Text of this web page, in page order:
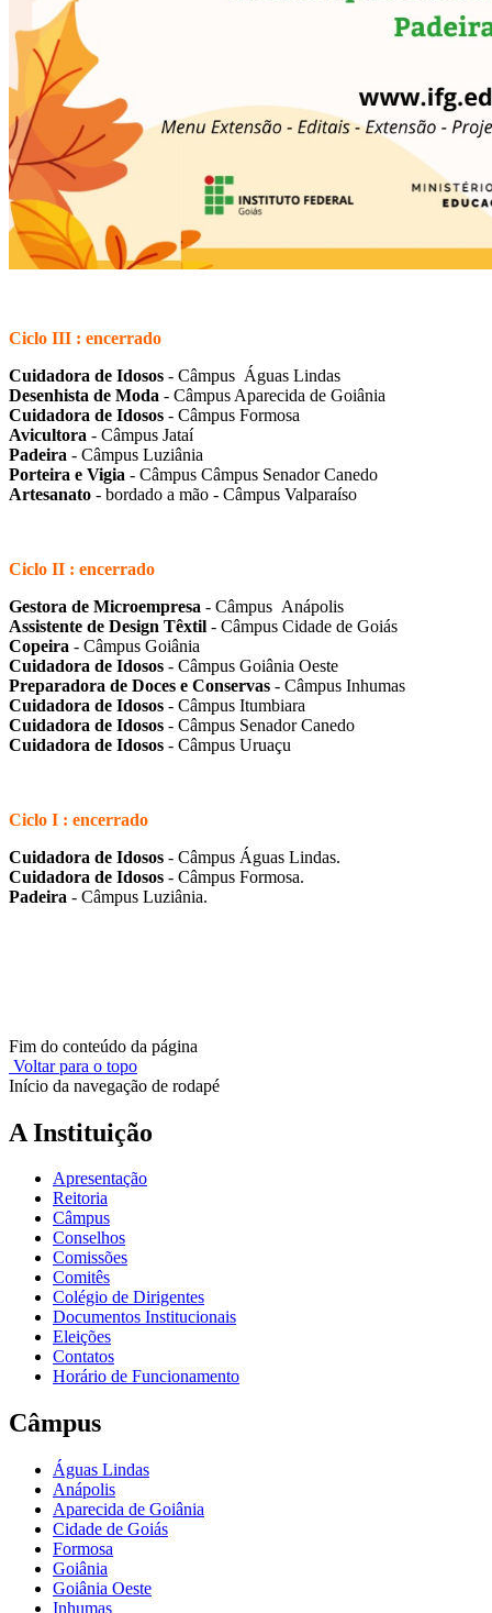
Ciclo III : encerrado
Cuidadora de Idosos - Câmpus Águas Lindas
Desenhista de Moda - Câmpus Aparecida de Goiânia
Cuidadora de Idosos - Câmpus Formosa
Avicultora - Câmpus Jataí
Padeira - Câmpus Luziânia
Porteira e Vigia - Câmpus Câmpus Senador Canedo
Artesanato - bordado a mão - Câmpus Valparaíso
Ciclo II : encerrado
Gestora de Microempresa - Câmpus Anápolis
Assistente de Design Têxtil - Câmpus Cidade de Goiás
Copeira - Câmpus Goiânia
Cuidadora de Idosos - Câmpus Goiânia Oeste
Preparadora de Doces e Conservas - Câmpus Inhumas
Cuidadora de Idosos - Câmpus Itumbiara
Cuidadora de Idosos - Câmpus Senador Canedo
Cuidadora de Idosos - Câmpus Uruaçu
Ciclo I : encerrado
Cuidadora de Idosos - Câmpus Águas Lindas.
Cuidadora de Idosos - Câmpus Formosa.
Padeira - Câmpus Luziânia.
Fim do conteúdo da página
Voltar para o topo
Início da navegação de rodapé
A Instituição
Apresentação
Reitoria
Câmpus
Conselhos
Comissões
Comitês
Colégio de Dirigentes
Documentos Institucionais
Eleições
Contatos
Horário de Funcionamento
Câmpus
Águas Lindas
Anápolis
Aparecida de Goiânia
Cidade de Goiás
Formosa
Goiânia
Goiânia Oeste
Inhumas